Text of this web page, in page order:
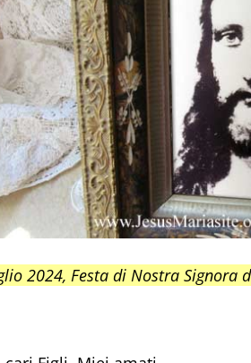
2024, Festa di Nostra Signora